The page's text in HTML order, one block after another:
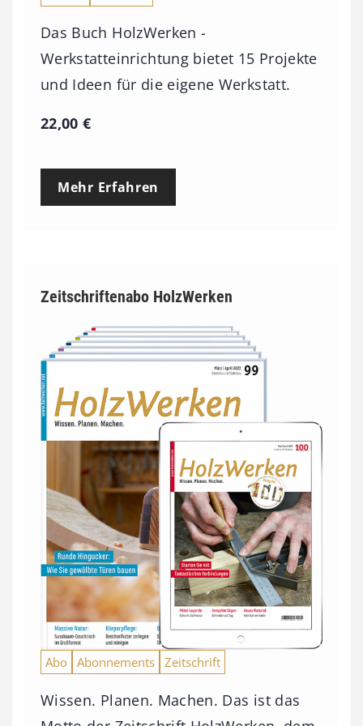
Das Buch HolzWerken -
Werkstatteinrichtung bietet 15 Projekte
und Ideen für die eigene Werkstatt.
22,00€
Mehr Erfahren
Zeitschriftenabo HolzWerken
Abo Abonnements Zeitschrift
Wissen. Planen. Machen. Das ist das